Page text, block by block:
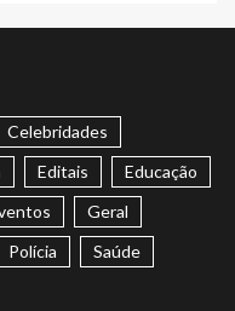
Celebridades
Editais
Educação
Geral
Polícia
Saúde